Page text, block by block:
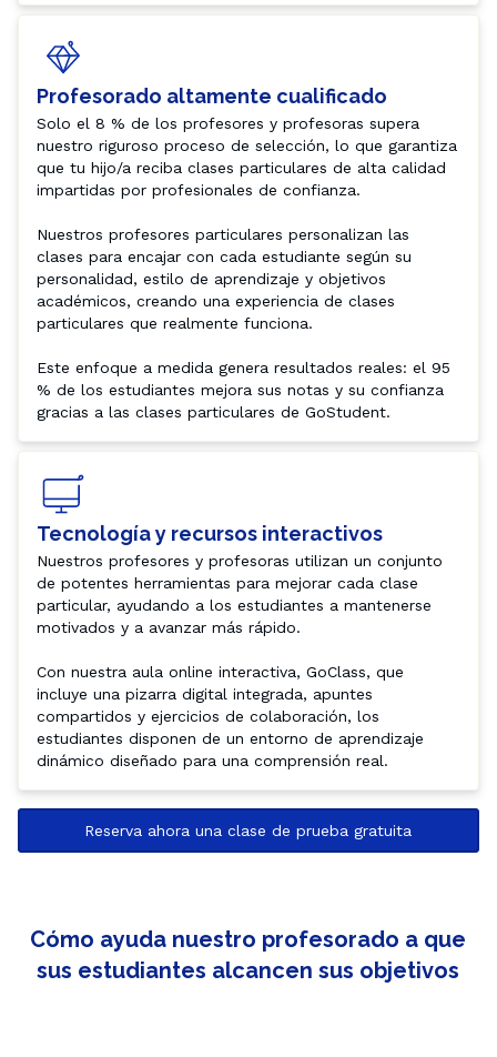
Profesorado altamente cualificado
Solo el 8 % de los profesores y profesoras supera
nuestro riguroso proceso de selección, lo que garantiza
que tu hijo/a reciba clases particulares de alta calidad
impartidas por profesionales de confianza.
Nuestros profesores particulares personalizan las
clases para encajar con cada estudiante según su
personalidad, estilo de aprendizaje y objetivos
académicos, creando una experiencia de clases
particulares que realmente funciona.
Este enfoque a medida genera resultados reales: el 95
% de los estudiantes mejora sus notas y su confianza
gracias a las clases particulares de GoStudent.
Tecnología y recursos interactivos
Nuestros profesores y profesoras utilizan un conjunto
de potentes herramientas para mejorar cada clase
particular, ayudando a los estudiantes a mantenerse
motivados y a avanzar más rápido.
Con nuestra aula online interactiva, GoClass, que
incluye una pizarra digital integrada, apuntes
compartidos y ejercicios de colaboración, los
estudiantes disponen de un entorno de aprendizaje
dinámico diseñado para una comprensión real.
Reserva ahora una clase de prueba gratuita
Cómo ayuda nuestro profesorado a que
sus estudiantes alcancen sus objetivos